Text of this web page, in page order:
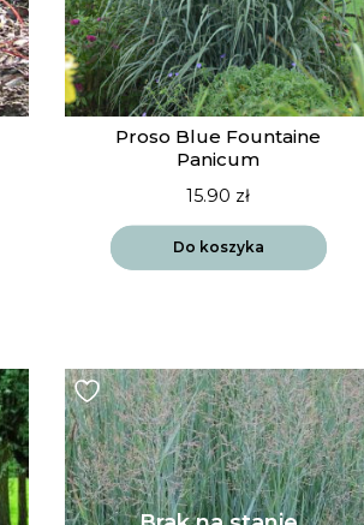
Proso Blue Fountaine
Panicum
15.90 zł
Do koszyka